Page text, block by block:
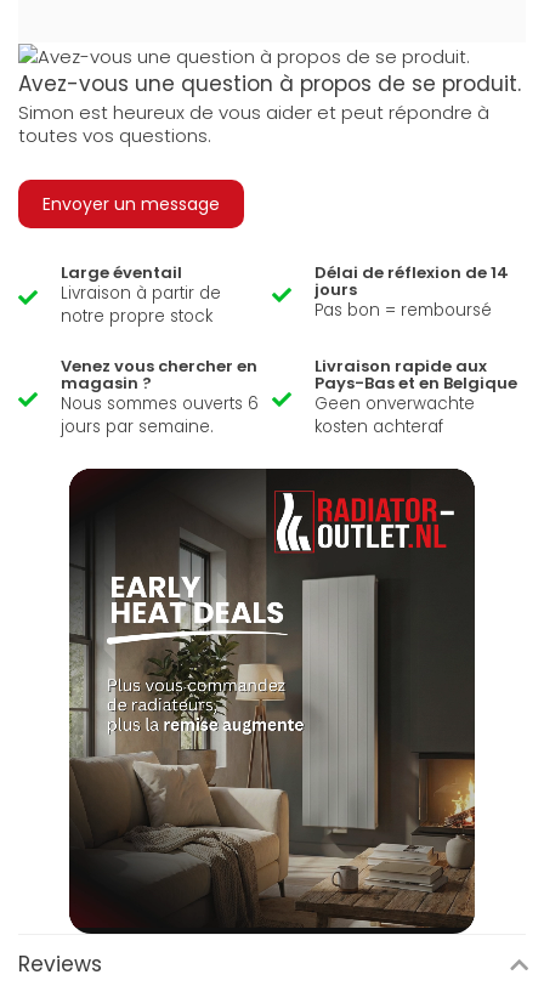
Avez-vous une question à propos de se produit.
Simon est heureux de vous aider et peut répondre à
toutes vos questions.
Envoyer un message
Large éventail
Livraison à partir de
notre propre stock
Délai de réflexion de 14
jours
Pas bon = remboursé
Venez vous chercher en
magasin ?
Nous sommes ouverts 6
jours par semaine.
Livraison rapide aux
Pays-Bas et en Belgique
Geen onverwachte
kosten achteraf
Reviews